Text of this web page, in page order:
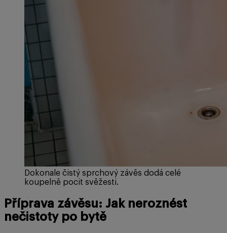
Dokonale čistý sprchový závěs dodá celé
koupelně pocit svěžesti.
Příprava závěsu: Jak neroznést
nečistoty po bytě